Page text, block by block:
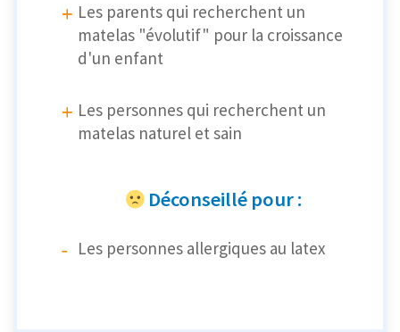
Les parents qui recherchent un
matelas "évolutif" pour la croissance
d'un enfant
Les personnes qui recherchent un
matelas naturel et sain
Déconseillé pour :
Les personnes allergiques au latex